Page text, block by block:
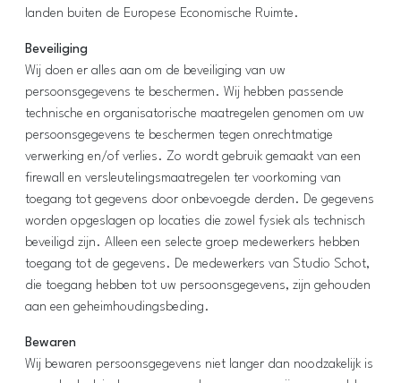
landen buiten de Europese Economische Ruimte.
Beveiliging
Wij doen er alles aan om de beveiliging van uw
persoonsgegevens te beschermen. Wij hebben passende
technische en organisatorische maatregelen genomen om uw
persoonsgegevens te beschermen tegen onrechtmatige
verwerking en/of verlies. Zo wordt gebruik gemaakt van een
firewall en versleutelingsmaatregelen ter voorkoming van
toegang tot gegevens door onbevoegde derden. De gegevens
worden opgeslagen op locaties die zowel fysiek als technisch
beveiligd zijn. Alleen een selecte groep medewerkers hebben
toegang tot de gegevens. De medewerkers van Studio Schot,
die toegang hebben tot uw persoonsgegevens, zijn gehouden
aan een geheimhoudingsbeding.
Bewaren
Wij bewaren persoonsgegevens niet langer dan noodzakelijk is